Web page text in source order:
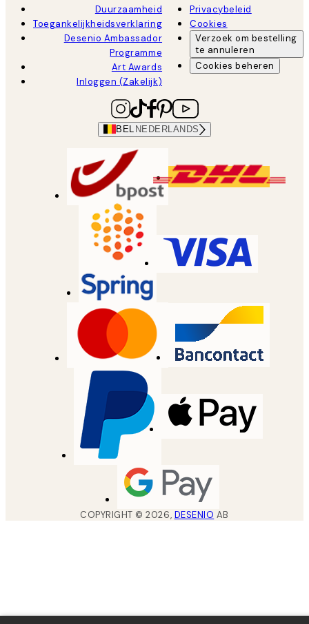
Duurzaamheid
Toegankelijkheidsverklaring
Desenio Ambassador
Programme
Art Awards
Inloggen (Zakelijk)
Privacybeleid
Cookies
Verzoek om bestelling
te annuleren
Cookies beheren
BEL NEDERLANDS
COPYRIGHT ©2026, DESENIO AB